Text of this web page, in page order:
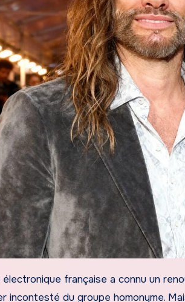
électronique française a connu un
incontesté du groupe homonyme.